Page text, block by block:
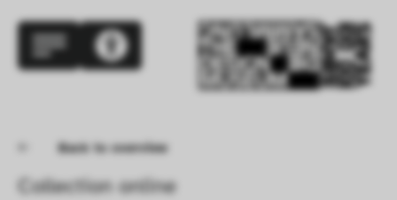
Back to overview
Collection online